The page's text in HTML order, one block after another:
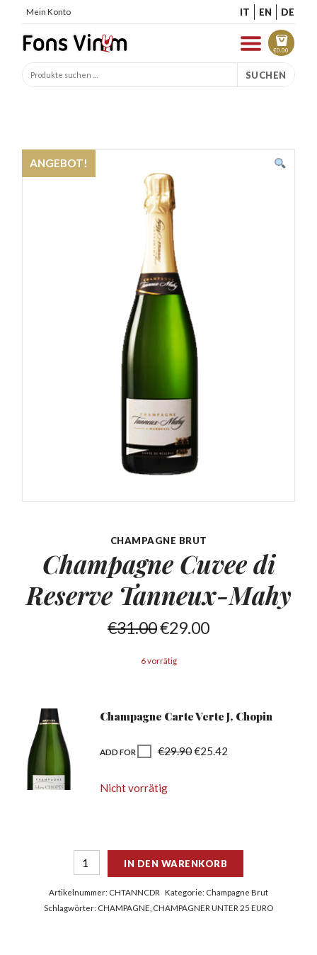
Mein Konto IT EN DE
€0.00
SUCHEN
ANGEBOT!
CHAMPAGNE BRUT
Champagne Cuvee di
Reserve Tanneux-Mahy
€31.00€29.00
6 vorrätig
Champagne Carte Verte J. Chopin
ADD FOR €29.90€25.42
Nicht vorrätig
IN DEN WARENKORB
Artikelnummer: CHTANNCDR Kategorie: Champagne Brut
Schlagwörter: CHAMPAGNE CHAMPAGNER UNTER 25 EURO